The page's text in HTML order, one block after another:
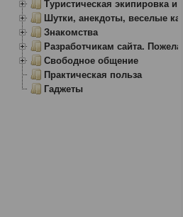
Туристическая экипировка и
Шутки, анекдоты, веселые
Знакомства
Разработчикам сайта.
Свободное общение
Практическая польза
Гаджеты